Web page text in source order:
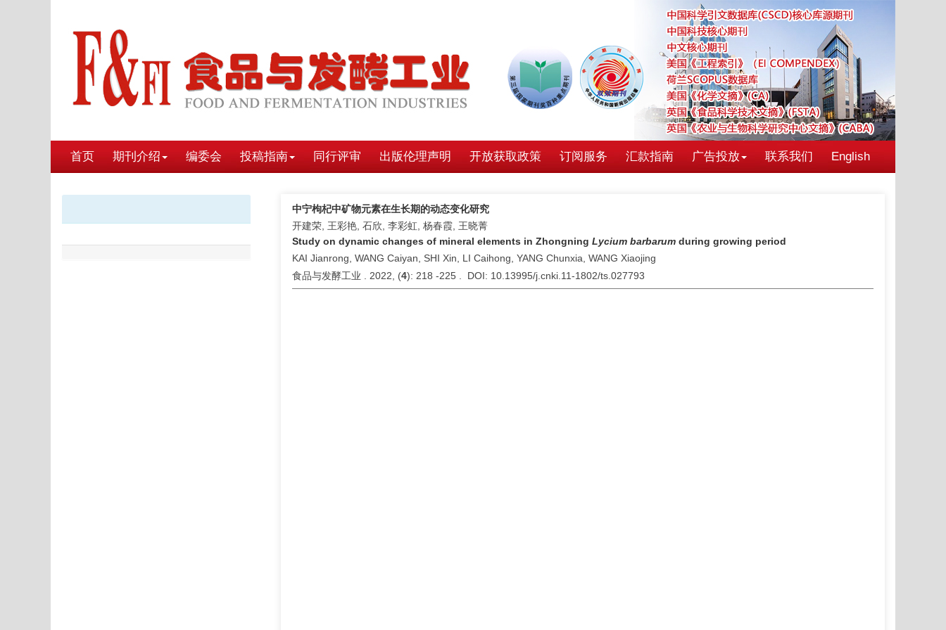
首页 期刊介绍 编委会 投稿指南 同行评审 出版伦理声明 开放获取政策 订阅服务 汇款指南 广告投放 联系我们 English
中宁枸杞中矿物元素在生长期的动态变化研究
开建荣, 王彩艳, 石欣, 李彩虹, 杨春霞, 王晓菁
Study on dynamic changes of mineral elements in Zhongning Lycium barbarum during growing period
KAI Jianrong, WANG Caiyan, SHI Xin, LI Caihong, YANG Chunxia, WANG Xiaojing
食品与发酵工业 . 2022, (4): 218 -225 . DOI: 10.13995/j.cnki.11-1802/ts.027793